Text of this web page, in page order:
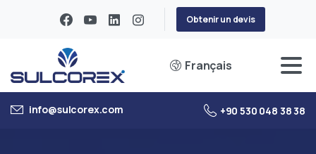
Obtenir un devis
Français
info@sulcorex.com +90 530 048 38 38